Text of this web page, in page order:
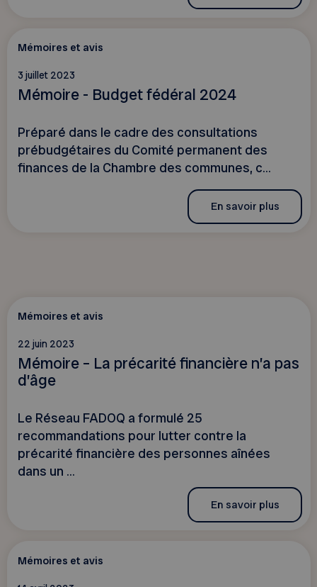
Mémoires et avis
3 juillet 2023
Mémoire - Budget fédéral 2024
Préparé dans le cadre des consultations
prébudgétaires du Comité permanent des
finances de la Chambre des communes, c...
En savoir plus
Mémoires et avis
22 juin 2023
Mémoire – La précarité financière n’a pas
d’âge
Le Réseau FADOQ a formulé 25
recommandations pour lutter contre la
précarité financière des personnes aînées
dans un ...
En savoir plus
Mémoires et avis